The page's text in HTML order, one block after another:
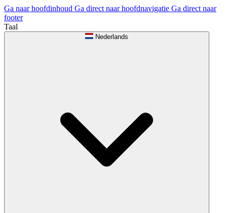
Ga naar hoofdinhoud Ga direct naar hoofdnavigatie Ga direct naar
footer
Taal
Nederlands